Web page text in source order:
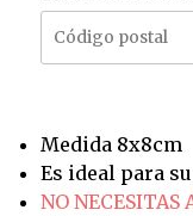
Medida 8x8cm
Es ideal para
NO NECESITAS